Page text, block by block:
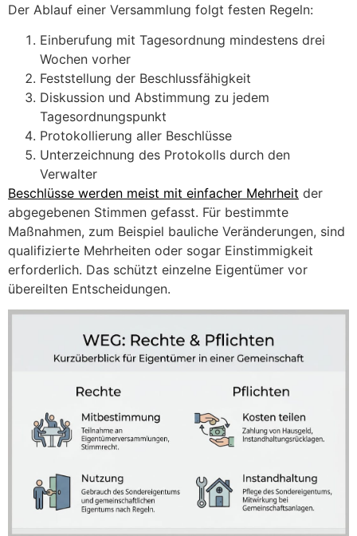
Der Ablauf einer Versammlung folgt festen Regeln:
Einberufung mit Tagesordnung mindestens drei
Wochen vorher
Feststellung der Beschlussfähigkeit
Diskussion und Abstimmung zu jedem
Tagesordnungspunkt
Protokollierung aller Beschlüsse
Unterzeichnung des Protokolls durch den
Verwalter
Beschlüsse werden meist mit einfacher Mehrheit der
abgegebenen Stimmen gefasst. Für bestimmte
Maßnahmen, zum Beispiel bauliche Veränderungen, sind
qualifizierte Mehrheiten oder sogar Einstimmigkeit
erforderlich. Das schützt einzelne Eigentümer vor
übereilten Entscheidungen.